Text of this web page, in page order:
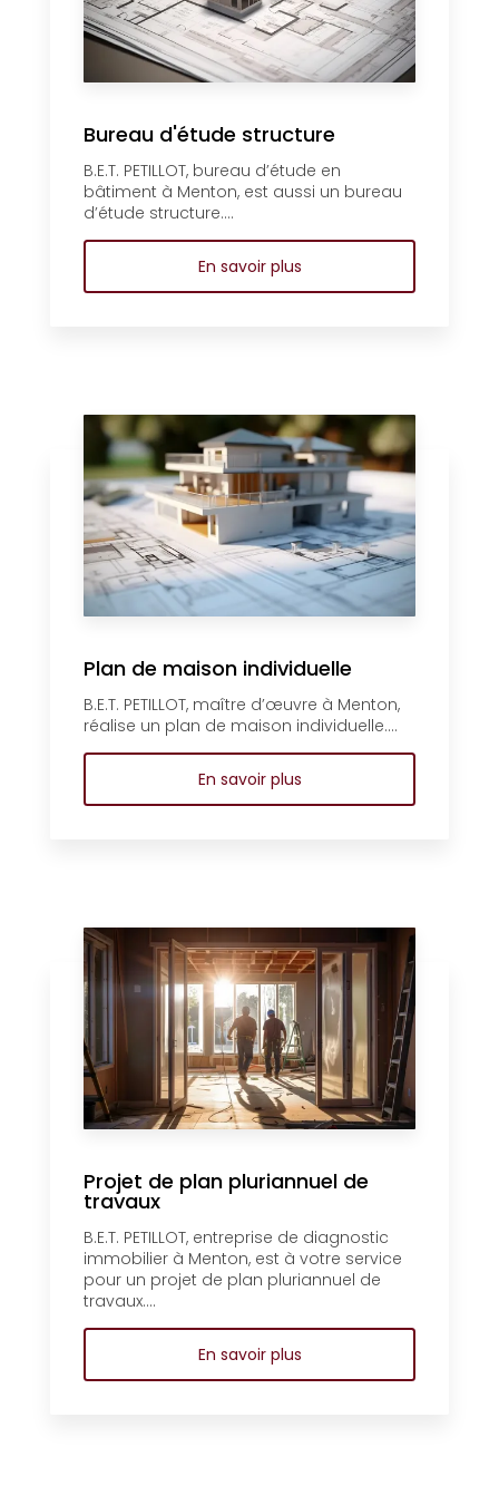
Bureau d'étude structure
B.E.T. PETILLOT, bureau d’étude en
bâtiment à Menton, est aussi un bureau
d’étude structure....
En savoir plus
Plan de maison individuelle
B.E.T. PETILLOT, maître d’œuvre à Menton,
réalise un plan de maison individuelle....
En savoir plus
Projet de plan pluriannuel de
travaux
B.E.T. PETILLOT, entreprise de diagnostic
immobilier à Menton, est à votre service
pour un projet de plan pluriannuel de
travaux....
En savoir plus